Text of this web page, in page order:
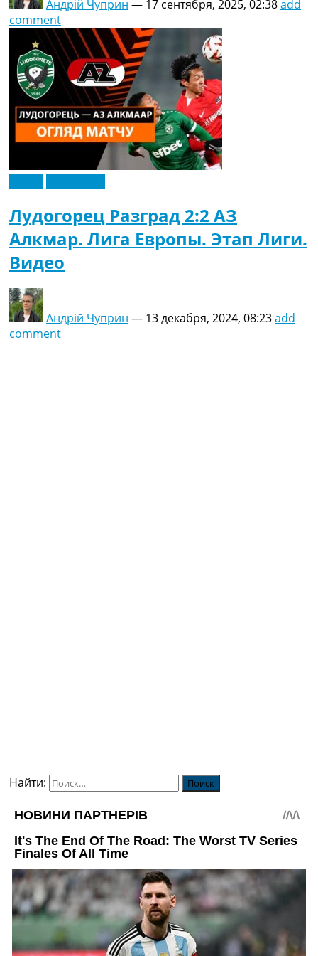
Андрій Чуприн — 17 сентября, 2025, 02:38add
comment
Лудогорец Разград 2:2 АЗ
Алкмар. Лига Европы. Этап Лиги.
Видео
Андрій Чуприн — 13 декабря, 2024, 08:23add
comment
Найти: